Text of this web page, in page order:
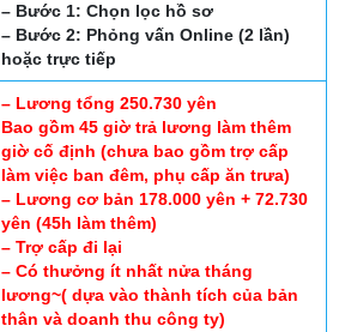
– Bước 1: Chọn lọc hồ sơ
– Bước 2: Phỏng vấn Online (2 lần)
hoặc trực tiếp
– Lương tổng 250.730 yên
Bao gồm 45 giờ trả lương làm thêm
giờ cố định (chưa bao gồm trợ cấp
làm việc ban đêm, phụ cấp ăn trưa)
– Lương cơ bản 178.000 yên + 72.730
yên (45h làm thêm)
– Trợ cấp đi lại
– Có thưởng ít nhất nửa tháng
lương~( dựa vào thành tích của bản
thân và doanh thu công ty)